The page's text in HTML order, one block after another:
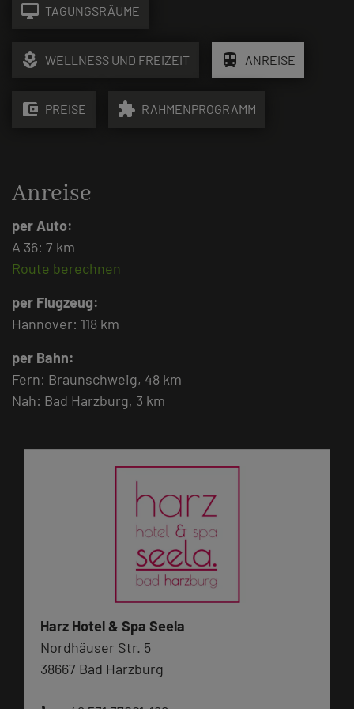
desktop_mac TAGUNGSRÄUME
local_florist WELLNESS UND FREIZEIT train ANREISE
account_balance_wallet PREISE extension RAHMENPROGRAMM
Anreise
per Auto:
A 36: 7 km
Route berechnen
per Flugzeug:
Hannover: 118 km
per Bahn:
Fern: Braunschweig, 48 km
Nah: Bad Harzburg, 3 km
Harz Hotel & Spa Seela
Nordhäuser Str. 5
38667 Bad Harzburg